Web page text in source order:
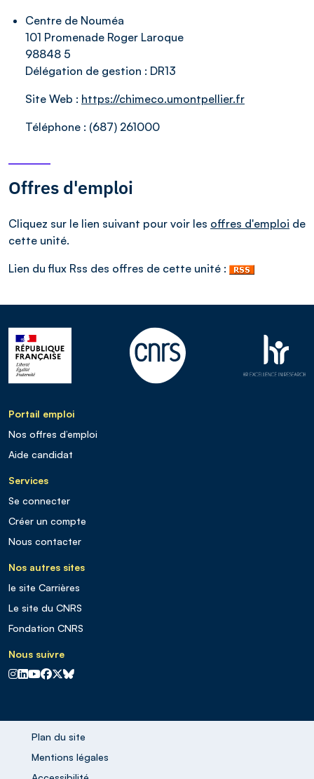
Centre de Nouméa
101 Promenade Roger Laroque
98848 5
Délégation de gestion : DR13
Site Web : https://chimeco.umontpellier.fr
Téléphone : (687) 261000
Offres d'emploi
Cliquez sur le lien suivant pour voir les offres d'emploi de
cette unité.
Lien du flux Rss des offres de cette unité :
Portail emploi
Nos offres d’emploi
Aide candidat
Services
Se connecter
Créer un compte
Nous contacter
Nos autres sites
le site Carrières
Le site du CNRS
Fondation CNRS
Nous suivre
CNRS sur Instagram
CNRS sur Linkedin
CNRS sur Youtube
CNRS sur Facebook
CNRS sur X
CNRS sur Blus sky
Plan du site
Mentions légales